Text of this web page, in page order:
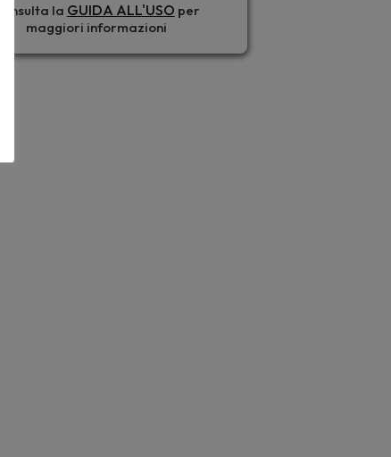
Consulta la GUIDA ALL'USO per
maggiori informazioni